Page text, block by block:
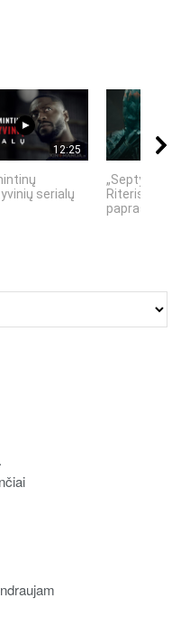
12:25
serialų
„Septynių
Riteris" – kai